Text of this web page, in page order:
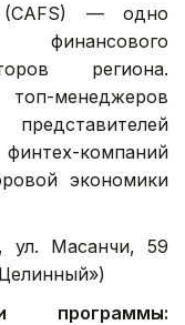
(CAFS) — одно
региона.
менеджеров
компаний
экономики
ул. Масанчи, 59
программы: